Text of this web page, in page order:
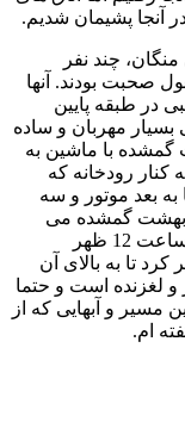
آنجا پشیمان شدیم.
چند نفر
صحبت بودند. آنها
در طبقه پایین
بسیار مهربان و ساده
با ماشین به
رودخانه که
به بعد موتور و سه
بهشت گمشده می
برند. هزینه هر سه چرخه 25000 تومان بود و ساعت 12 ظهر
تا به بالای آن
و لغزنده است و حتما
مسیر و آبهایی که از
ام.